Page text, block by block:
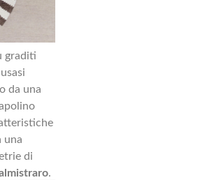
graditi
da una
una
di
.